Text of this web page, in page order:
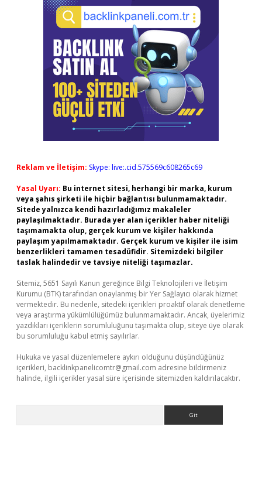
Reklam ve İletişim: Skype: live:.cid.575569c608265c69
Yasal Uyarı: Bu internet sitesi, herhangi bir marka, kurum
veya şahıs şirketi ile hiçbir bağlantısı bulunmamaktadır.
Sitede yalnızca kendi hazırladığımız makaleler
paylaşılmaktadır. Burada yer alan içerikler haber niteliği
taşımamakta olup, gerçek kurum ve kişiler hakkında
paylaşım yapılmamaktadır. Gerçek kurum ve kişiler ile isim
benzerlikleri tamamen tesadüfidir. Sitemizdeki bilgiler
taslak halindedir ve tavsiye niteliği taşımazlar.
Sitemiz, 5651 Sayılı Kanun gereğince Bilgi Teknolojileri ve İletişim
Kurumu (BTK) tarafından onaylanmış bir Yer Sağlayıcı olarak hizmet
vermektedir. Bu nedenle, sitedeki içerikleri proaktif olarak denetleme
veya araştırma yükümlülüğümüz bulunmamaktadır. Ancak, üyelerimiz
yazdıkları içeriklerin sorumluluğunu taşımakta olup, siteye üye olarak
bu sorumluluğu kabul etmiş sayılırlar.
Hukuka ve yasal düzenlemelere aykırı olduğunu düşündüğünüz
içerikleri, backlinkpanelicomtr@gmail.com adresine bildirmeniz
halinde, ilgili içerikler yasal süre içerisinde sitemizden kaldırılacaktır.